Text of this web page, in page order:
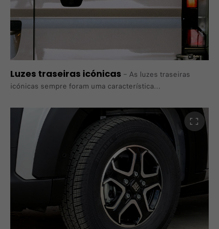
Luzes traseiras icónicas – As luzes traseiras
icónicas sempre foram uma característica
adicionando um toque de elegância e exclusividade ao
perfil
traseiro do seu veículo. A nova versão elétrica do Ducato
vem
com um conjunto completo de luzes LED que reforçam
ainda mais o seu estilo.